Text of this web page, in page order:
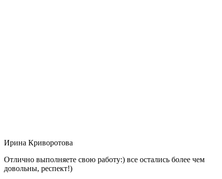
Ирина Криворотова
Отлично выполняете свою работу:) все остались более чем
довольны, респект!)